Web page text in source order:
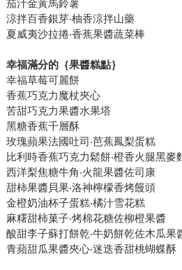
茄汁金黃馬鈴薯
涼拌百香銀芽‧柚香涼拌山藥
夏威夷沙拉捲‧香蕉果醬蔬菜棒
幸福滿分的｛果醬糕點｝
幸福草莓可麗餅
香蕉巧克力魔杖夾心
苦甜巧克力果醬水果塔
黑糖香蕉千層酥
玫瑰蘋果法國吐司‧芭蕉鳳梨蛋糕
比利時香蕉巧克力鬆餅‧橙香火腿黑麥
西洋梨焦糖牛角‧火龍果醬佐司康
甜柿果醬貝果‧洛神檸檬香烤饅頭
金橙奶油杯子蛋糕‧橘汁雪花糕
麻糬甜柿菓子‧烤棉花糖佐柳橙果醬
酸甜李子蘇打餅乾‧牛奶餅乾佐木瓜果
青蘋甜瓜果醬夾心‧迷迭香甜桃蝴蝶酥